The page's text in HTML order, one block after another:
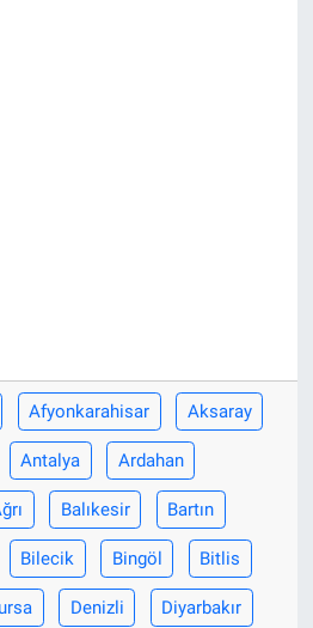
Afyonkarahisar Aksaray
Antalya Ardahan
Balıkesir Bartın
Bilecik Bingöl Bitlis
Denizli Diyarbakır